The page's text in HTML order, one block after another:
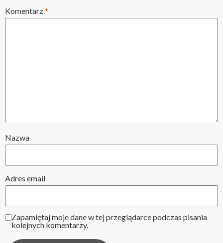
Komentarz*
Nazwa
Adres email
Zapamiętaj moje dane w tej przeglądarce podczas pisania
kolejnych komentarzy.